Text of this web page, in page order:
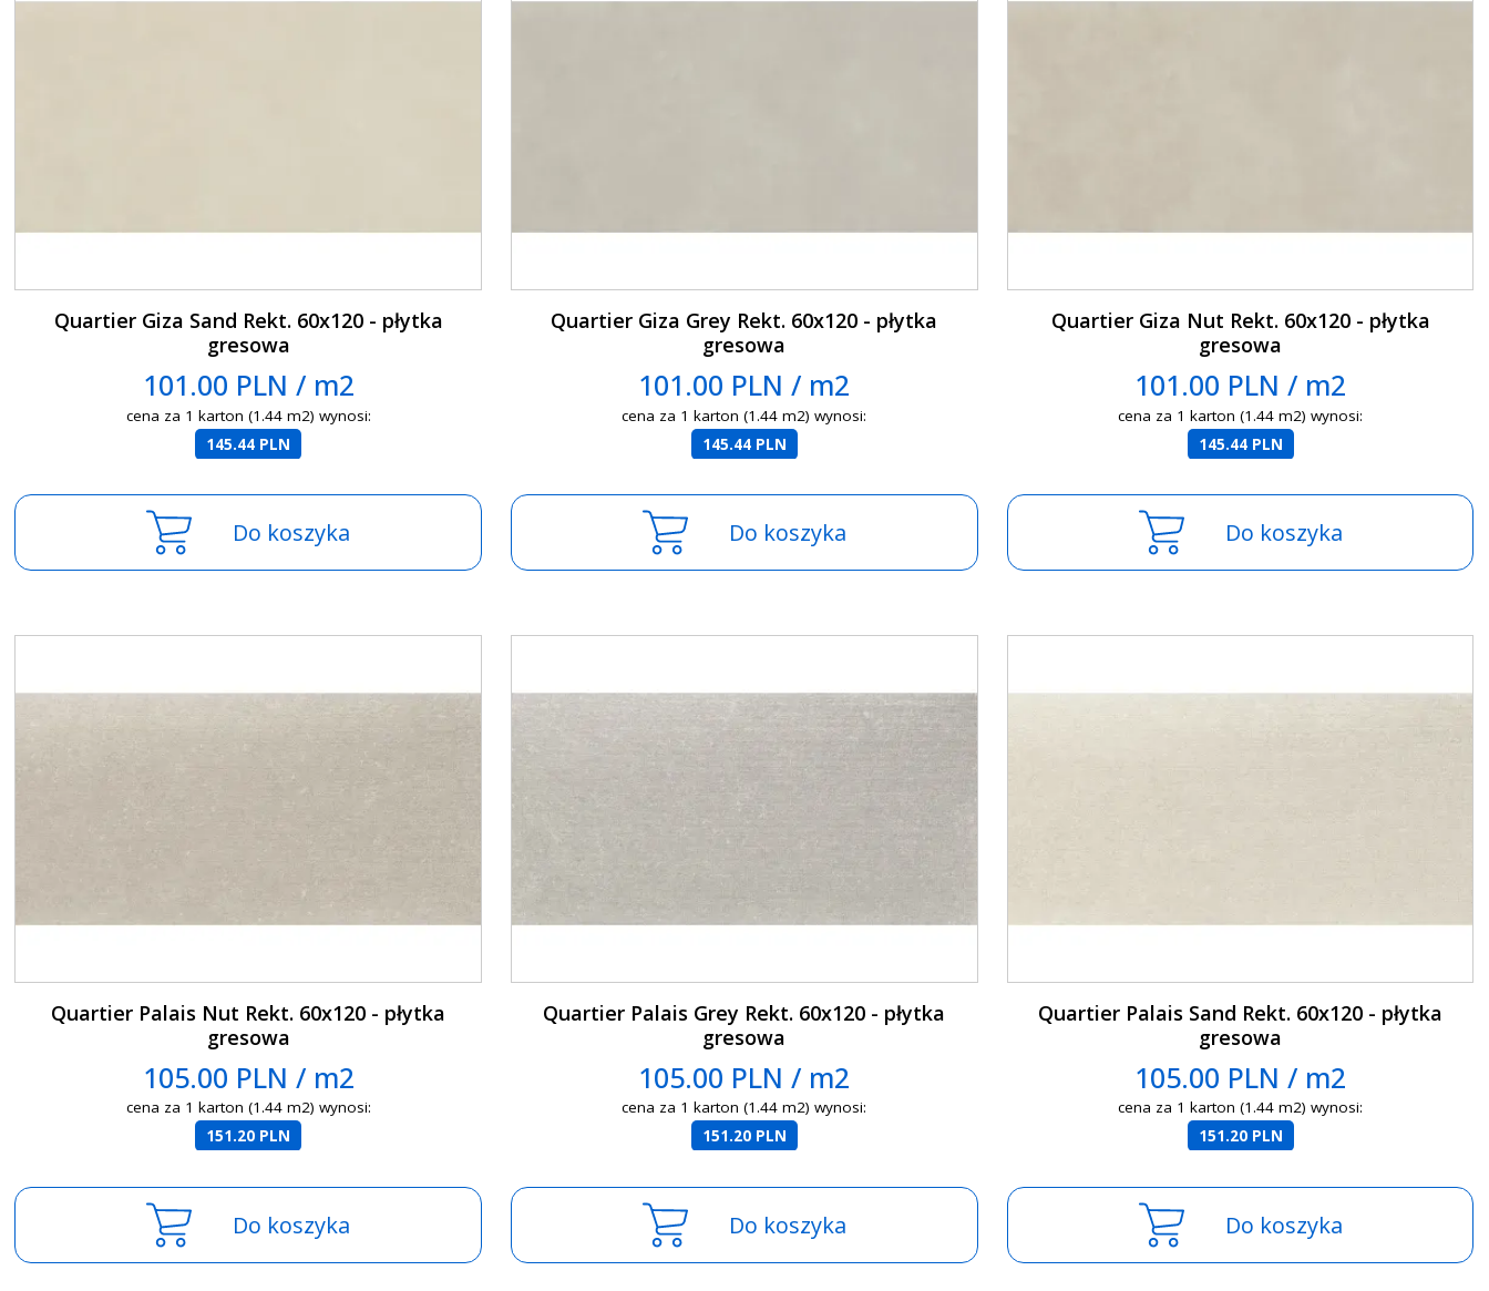
Quartier Giza Sand Rekt. 60x120 - płytka
gresowa
101.00 PLN / m2
cena za 1 karton (1.44 m2) wynosi:
145.44 PLN
Do koszyka
Quartier Giza Grey Rekt. 60x120 - płytka
gresowa
101.00 PLN / m2
cena za 1 karton (1.44 m2) wynosi:
145.44 PLN
Do koszyka
Quartier Giza Nut Rekt. 60x120 - płytka
gresowa
101.00 PLN / m2
cena za 1 karton (1.44 m2) wynosi:
145.44 PLN
Do koszyka
Quartier Palais Nut Rekt. 60x120 - płytka
gresowa
105.00 PLN / m2
cena za 1 karton (1.44 m2) wynosi:
151.20 PLN
Do koszyka
Quartier Palais Grey Rekt. 60x120 - płytka
gresowa
105.00 PLN / m2
cena za 1 karton (1.44 m2) wynosi:
151.20 PLN
Do koszyka
Quartier Palais Sand Rekt. 60x120 - płytka
gresowa
105.00 PLN / m2
cena za 1 karton (1.44 m2) wynosi:
151.20 PLN
Do koszyka